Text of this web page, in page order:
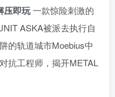
压即玩一款惊险刺激的
ASKA被派去执行自
的轨道城市Moebius中
抗工程师，揭开METAL